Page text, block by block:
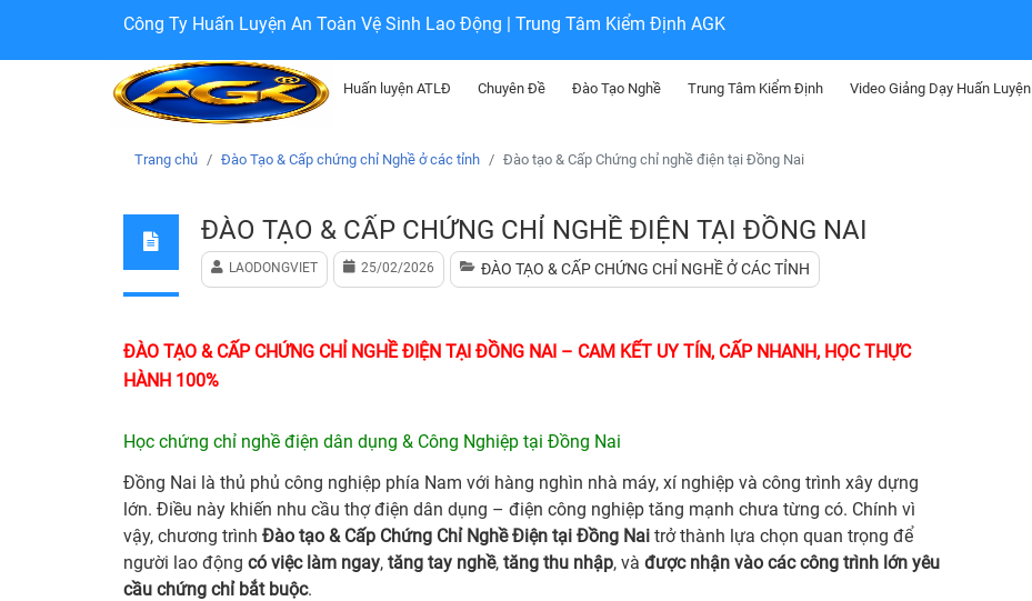
Công Ty Huấn Luyện An Toàn Vệ Sinh Lao Động | Trung Tâm Kiểm Định AGK
Huấn luyện ATLĐ Chuyên Đề Đào Tạo Nghề Trung Tâm Kiểm Định Video Giảng Dạy Huấn Luyện
Trang chủ Đào Tạo & Cấp chứng chỉ Nghề ở các tỉnh Đào tạo & Cấp Chứng chỉ nghề điện tại Đồng Nai
ĐÀO TẠO & CẤP CHỨNG CHỈ NGHỀ ĐIỆN TẠI ĐỒNG NAI
LAODONGVIET 25/02/2026 ĐÀO TẠO & CẤP CHỨNG CHỈ NGHỀ Ở CÁC TỈNH
ĐÀO TẠO & CẤP CHỨNG CHỈ NGHỀ ĐIỆN TẠI ĐỒNG NAI – CAM KẾT UY TÍN, CẤP NHANH, HỌC THỰC
HÀNH 100%
Học chứng chỉ nghề điện dân dụng & Công Nghiệp tại Đồng Nai
Đồng Nai là thủ phủ công nghiệp phía Nam với hàng nghìn nhà máy, xí nghiệp và công trình xây dựng
lớn. Điều này khiến nhu cầu thợ điện dân dụng – điện công nghiệp tăng mạnh chưa từng có. Chính vì
vậy, chương trình Đào tạo & Cấp Chứng Chỉ Nghề Điện tại Đồng Nai trở thành lựa chọn quan trọng để
người lao động có việc làm ngay, tăng tay nghề, tăng thu nhập, và được nhận vào các công trình lớn yêu
cầu chứng chỉ bắt buộc.